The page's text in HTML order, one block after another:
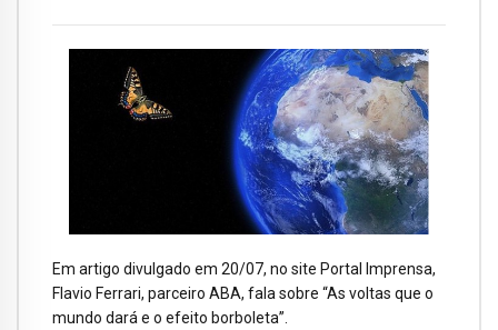
Em artigo divulgado em 20/07, no site Portal Imprensa,
Flavio Ferrari, parceiro ABA, fala sobre “As voltas que o
mundo dará e o efeito borboleta”.